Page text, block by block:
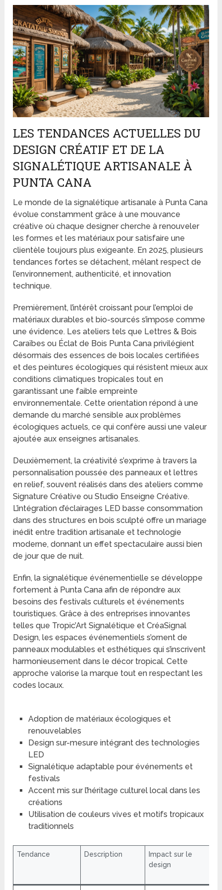
LES TENDANCES ACTUELLES DU
DESIGN CRÉATIF ET DE LA
SIGNALÉTIQUE ARTISANALE À
PUNTA CANA
Le monde de la signalétique artisanale à Punta Cana
évolue constamment grâce à une mouvance
créative où chaque designer cherche à renouveler
les formes et les matériaux pour satisfaire une
clientèle toujours plus exigeante. En 2025, plusieurs
tendances fortes se détachent, mêlant respect de
l’environnement, authenticité, et innovation
technique.
Premièrement, l’intérêt croissant pour l’emploi de
matériaux durables et bio-sourcés s’impose comme
une évidence. Les ateliers tels que Lettres & Bois
Caraïbes ou Éclat de Bois Punta Cana privilégient
désormais des essences de bois locales certifiées
et des peintures écologiques qui résistent mieux aux
conditions climatiques tropicales tout en
garantissant une faible empreinte
environnementale. Cette orientation répond à une
demande du marché sensible aux problèmes
écologiques actuels, ce qui confère aussi une valeur
ajoutée aux enseignes artisanales.
Deuxièmement, la créativité s’exprime à travers la
personnalisation poussée des panneaux et lettres
en relief, souvent réalisés dans des ateliers comme
Signature Créative ou Studio Enseigne Créative.
L’intégration d’éclairages LED basse consommation
dans des structures en bois sculpté offre un mariage
inédit entre tradition artisanale et technologie
moderne, donnant un effet spectaculaire aussi bien
de jour que de nuit.
Enfin, la signalétique événementielle se développe
fortement à Punta Cana afin de répondre aux
besoins des festivals culturels et événements
touristiques. Grâce à des entreprises innovantes
telles que Tropic’Art Signalétique et CréaSignal
Design, les espaces événementiels s’ornent de
panneaux modulables et esthétiques qui s’inscrivent
harmonieusement dans le décor tropical. Cette
approche valorise la marque tout en respectant les
codes locaux.
Adoption de matériaux écologiques et
renouvelables
Design sur-mesure intégrant des technologies
LED
Signalétique adaptable pour événements et
festivals
Accent mis sur l’héritage culturel local dans les
créations
Utilisation de couleurs vives et motifs tropicaux
traditionnels
Tendance Description
Impact sur le
design